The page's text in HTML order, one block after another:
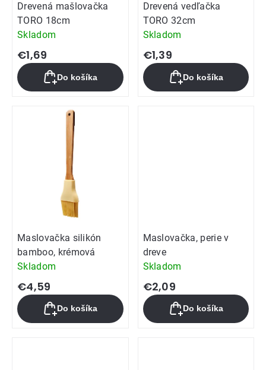
Drevená mašlovačka
TORO 18cm
Skladom
€1,69
Do košíka
Drevená vedľačka
TORO 32cm
Skladom
€1,39
Do košíka
Maslovačka silikón
bamboo, krémová
Skladom
€4,59
Do košíka
Maslovačka, perie v
dreve
Skladom
€2,09
Do košíka